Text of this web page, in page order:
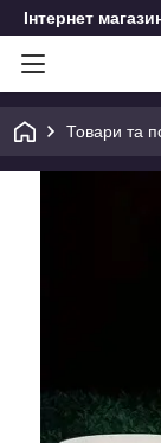
Інтернет
Товари та